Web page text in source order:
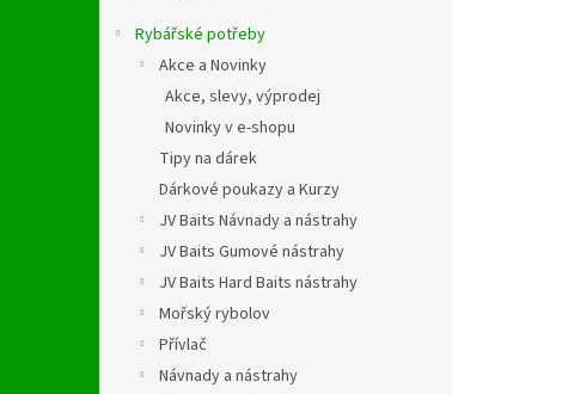
Rybářské potřeby
Akce a Novinky
Akce, slevy, výprodej
Novinky v e-shopu
Tipy na dárek
Dárkové poukazy a Kurzy
JV Baits Návnady a nástrahy
JV Baits Gumové nástrahy
JV Baits Hard Baits nástrahy
Mořský rybolov
Přívlač
Návnady a nástrahy